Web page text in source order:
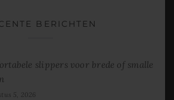
BERICHTEN
slippers voor brede of smalle
5, 2026